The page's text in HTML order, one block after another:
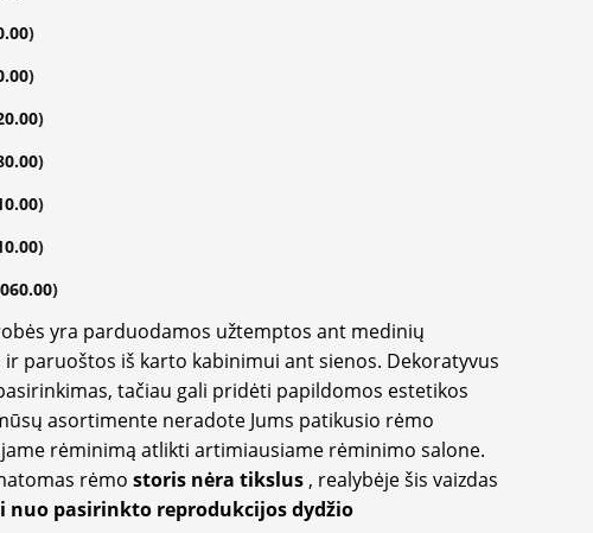
)
)
)
)
)
)
)
yra parduodamos užtemptos ant medinių
paruoštos iš karto kabinimui ant sienos. Dekoratyvus
tačiau gali pridėti papildomos estetikos
asortimente neradote Jums patikusio rėmo
rėminimą atlikti artimiausiame rėminimo salone.
rėmo storis nėra tikslus , realybėje šis vaizdas
nuo pasirinkto reprodukcijos dydžio